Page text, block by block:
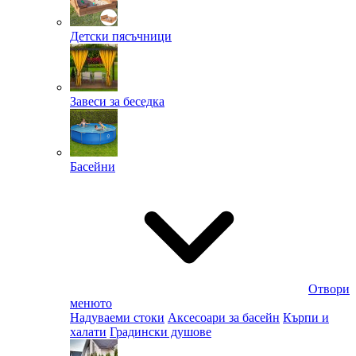
Детски пясъчници
Завеси за беседка
Басейни
Отвори
менюто
Надуваеми стоки Аксесоари за басейн Кърпи и
халати Градински душове